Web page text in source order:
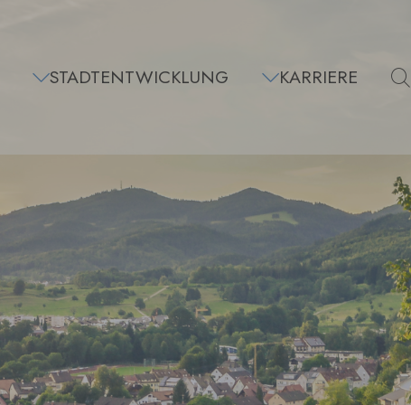
STADTENTWICKLUNG KARRIERE